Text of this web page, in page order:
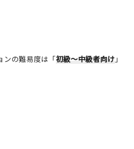
ひお送りください！あなたの写真
"写真の解説※任意]
ンの難易度は「初級～中級者向け 」